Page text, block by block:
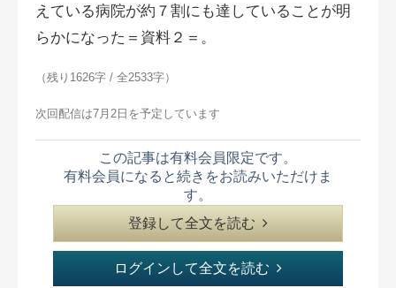
えている病院が約７割にも達していることが明
らかになった＝資料２＝。
（残り1626字 / 全2533字）
次回配信は7月2日を予定しています
この記事は有料会員限定です。
有料会員になると続きをお読みいただけま
す。
登録して全文を読む
ログインして全文を読む